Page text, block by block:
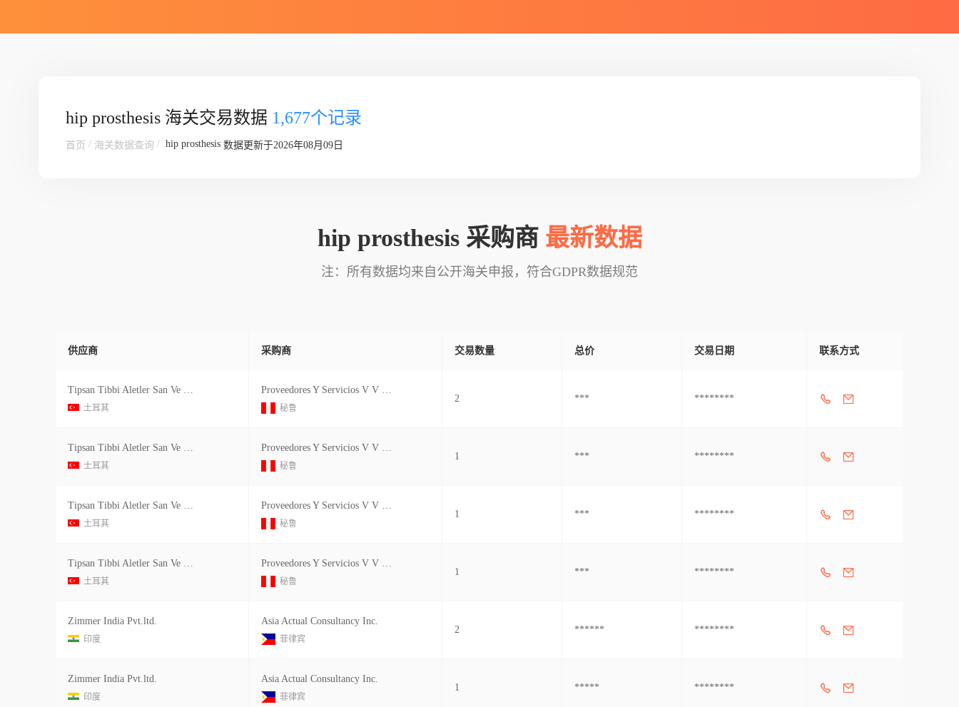
hip prosthesis 海关交易数据 1,677个记录
首页 / 海关数据查询 / hip prosthesis 数据更新于2026年08月09日
hip prosthesis 采购商 最新数据
注：所有数据均来自公开海关申报，符合GDPR数据规范
供应商 采购商 交易数量 总价 交易日期 联系方式
Tipsan Tibbi Aletler San Ve Tic As
土耳其
Proveedores Y Servicios V V S.a.
秘鲁
2 *** ********
Tipsan Tibbi Aletler San Ve Tic As
土耳其
Proveedores Y Servicios V V S.a.
秘鲁
1 *** ********
Tipsan Tibbi Aletler San Ve Tic As
土耳其
Proveedores Y Servicios V V S.a.
秘鲁
1 *** ********
Tipsan Tibbi Aletler San Ve Tic As
土耳其
Proveedores Y Servicios V V S.a.
秘鲁
1 *** ********
Zimmer India Pvt.ltd.
印度
Asia Actual Consultancy Inc.
菲律宾
2 ****** ********
Zimmer India Pvt.ltd.
印度
Asia Actual Consultancy Inc.
菲律宾
1 ***** ********